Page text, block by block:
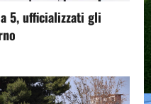
5, ufficializzati gli